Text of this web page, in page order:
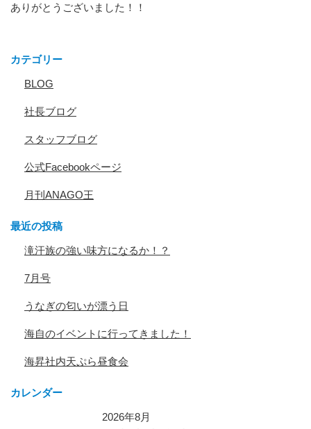
ありがとうございました！！
カテゴリー
BLOG
社長ブログ
スタッフブログ
公式Facebookページ
月刊ANAGO王
最近の投稿
滝汗族の強い味方になるか！？
7月号
うなぎの匂いが漂う日
海自のイベントに行ってきました！
海昇社内天ぷら昼食会
カレンダー
2026年8月